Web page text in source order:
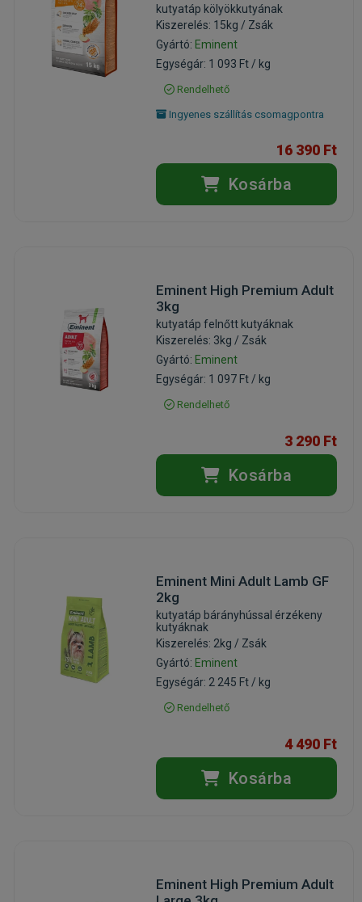
kutyatáp kölyökkutyának
Kiszerelés: 15kg / Zsák
Gyártó: Eminent
Egységár: 1 093 Ft / kg
Rendelhető
Ingyenes szállítás csomagpontra
16 390 Ft
Kosárba
Eminent High Premium Adult
3kg
kutyatáp felnőtt kutyáknak
Kiszerelés: 3kg / Zsák
Gyártó: Eminent
Egységár: 1 097 Ft / kg
Rendelhető
3 290 Ft
Kosárba
Eminent Mini Adult Lamb GF
2kg
kutyatáp bárányhússal érzékeny
kutyáknak
Kiszerelés: 2kg / Zsák
Gyártó: Eminent
Egységár: 2 245 Ft / kg
Rendelhető
4 490 Ft
Kosárba
Eminent High Premium Adult